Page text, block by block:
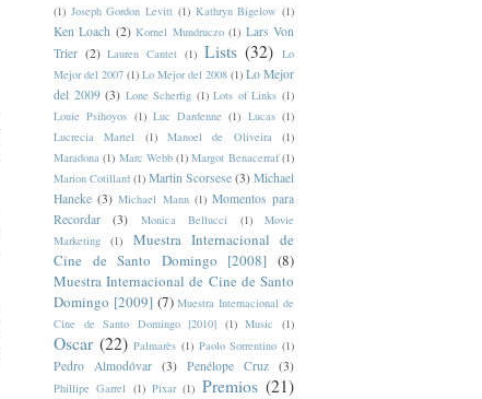
(1) Joseph Gordon Levitt (1) Kathryn Bigelow (1)
Ken Loach (2) Kornel Mundruczo (1) Lars Von
Trier (2) Lauren Cantet (1) Lists (32) Lo
Mejor del 2007 (1) Lo Mejor del 2008 (1) Lo Mejor
del 2009 (3) Lone Scherfig (1) Lots of Links (1)
Louie Psihoyos (1) Luc Dardenne (1) Lucas (1)
Lucrecia Martel
(1) Manoel de Oliveira
(1)
Maradona (1) Marc Webb (1) Margot Benacerraf (1)
Marion Cotillard (1) Martin Scorsese (3) Michael
Haneke (3) Michael Mann (1) Momentos para
Recordar
(3) Monica Bellucci (1)
Movie
Marketing
(1)
Muestra Internacional de
Cine de Santo Domingo [2008] (8)
Muestra Internacional de Cine de Santo
Domingo [2009] (7) Muestra Internacional de
Cine de Santo Domingo [2010] (1) Music (1)
Oscar (22) Palmarès (1) Paolo Sorrentino (1)
Pedro Almodóvar (3) Penélope Cruz (3)
Phillipe Garrel (1) Pixar (1) Premios (21)